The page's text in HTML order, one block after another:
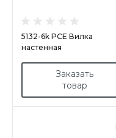
5132-6k PCE Вилка
настенная
Заказать
товар